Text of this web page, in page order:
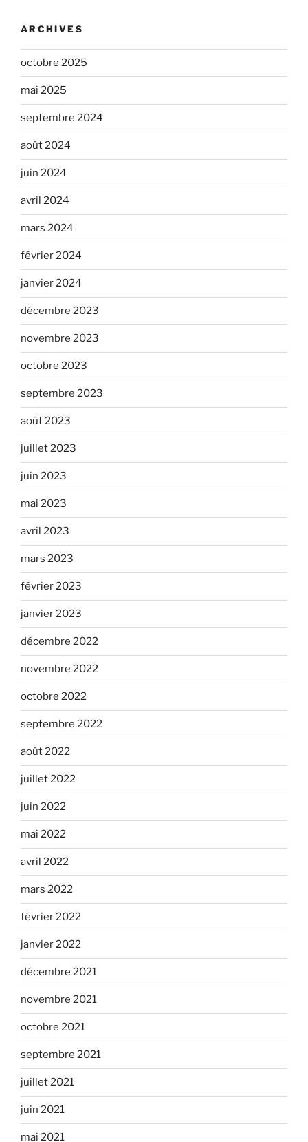
ARCHIVES
octobre 2025
mai 2025
septembre 2024
août 2024
juin 2024
avril 2024
mars 2024
février 2024
janvier 2024
décembre 2023
novembre 2023
octobre 2023
septembre 2023
août 2023
juillet 2023
juin 2023
mai 2023
avril 2023
mars 2023
février 2023
janvier 2023
décembre 2022
novembre 2022
octobre 2022
septembre 2022
août 2022
juillet 2022
juin 2022
mai 2022
avril 2022
mars 2022
février 2022
janvier 2022
décembre 2021
novembre 2021
octobre 2021
septembre 2021
juillet 2021
juin 2021
mai 2021